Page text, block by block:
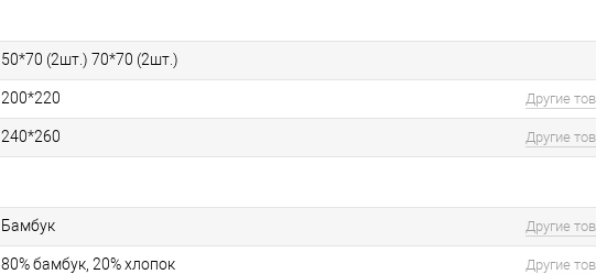
50*70 (2шт.) 70*70 (2шт.)
200*220 Другие
240*260 Другие
Бамбук Другие
80% бамбук, 20% хлопок Другие